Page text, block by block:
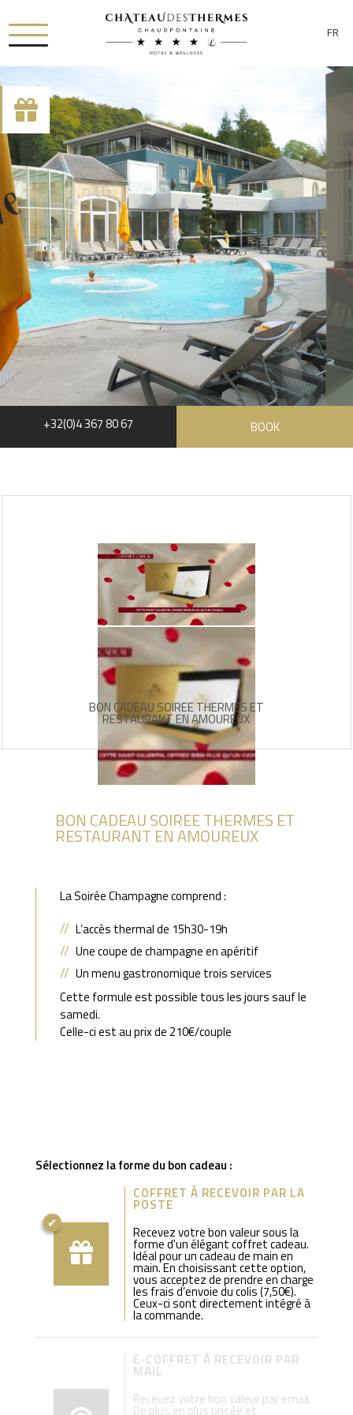
[availability_search category_dropdown="true"
category_include="sejour, chambre"]
RUE HAUSTER 9, B-4050 CHAUDFONTAINE
+32(0)4 367 80 67
INFO[AT]CHATEAUDESTHERMES.BE
DÉCOUVREZ NOS PROMOTIONS
FR
+32(0)4 367 80 67 BOOK
BON CADEAU SOIREE THERMES ET
RESTAURANT EN AMOUREUX
BON CADEAU SOIREE THERMES ET
RESTAURANT EN AMOUREUX
La Soirée Champagne comprend :
L’accès thermal de 15h30-19h
Une coupe de champagne en apéritif
Un menu gastronomique trois services
Cette formule est possible tous les jours sauf le
samedi.
Celle-ci est au prix de 210€/couple
Sélectionnez la forme du bon cadeau :
COFFRET À RECEVOIR PAR LA
POSTE
Recevez votre bon valeur sous la
forme d'un élégant coffret cadeau.
Idéal pour un cadeau de main en
main. En choisissant cette option,
vous acceptez de prendre en charge
les frais d’envoie du colis (7,50€).
Ceux-ci sont directement intégré à
la commande.
E-COFFRET À RECEVOIR PAR
MAIL
Recevez votre bon valeur par email.
De plus en plus prisée et